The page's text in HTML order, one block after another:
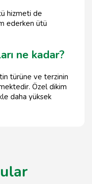
hizmeti de
ederken ütü
ne kadar?
türüne ve terzinin
Özel dikim
daha yüksek